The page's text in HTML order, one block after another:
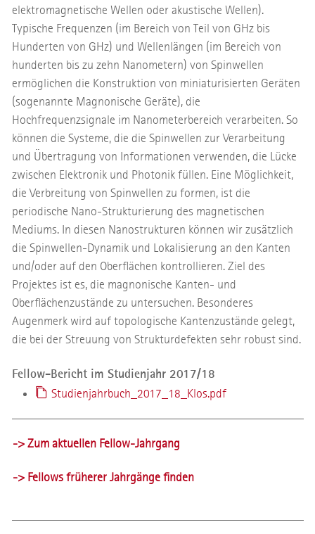
elektromagnetische Wellen oder akustische Wellen).
Typische Frequenzen (im Bereich von Teil von GHz bis
Hunderten von GHz) und Wellenlängen (im Bereich von
hunderten bis zu zehn Nanometern) von Spinwellen
ermöglichen die Konstruktion von miniaturisierten Geräten
(sogenannte Magnonische Geräte), die
Hochfrequenzsignale im Nanometerbereich verarbeiten. So
können die Systeme, die die Spinwellen zur Verarbeitung
und Übertragung von Informationen verwenden, die Lücke
zwischen Elektronik und Photonik füllen. Eine Möglichkeit,
die Verbreitung von Spinwellen zu formen, ist die
periodische Nano-Strukturierung des magnetischen
Mediums. In diesen Nanostrukturen können wir zusätzlich
die Spinwellen-Dynamik und Lokalisierung an den Kanten
und/oder auf den Oberflächen kontrollieren. Ziel des
Projektes ist es, die magnonische Kanten- und
Oberflächenzustände zu untersuchen. Besonderes
Augenmerk wird auf topologische Kantenzustände gelegt,
die bei der Streuung von Strukturdefekten sehr robust sind.
Fellow-Bericht im Studienjahr 2017/18
Studienjahrbuch_2017_18_Klos.pdf
-> Zum aktuellen Fellow-Jahrgang
-> Fellows früherer Jahrgänge finden